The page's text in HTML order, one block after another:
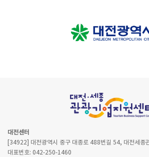
대전센터
[34922] 대전광역시 중구 대종로 488번길 54, 대전세종
대표번호: 042-250-1460